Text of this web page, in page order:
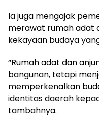
Ia juga mengajak
merawat rumah adat
kekayaan budaya
“Rumah adat dan
bangunan, tetapi
memperkenalkan
identitas daerah
tambahnya.